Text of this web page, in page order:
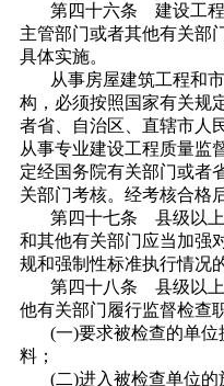
第四十六条 建设工程
主管部门或者其他有关部
具体实施。
从事房屋建筑工程和
构，必须按照国家有关规
者省、自治区、直辖市人
从事专业建设工程质量监
定经国务院有关部门或者
关部门考核。经考核合格
第四十七条 县级以上
和其他有关部门应当加强
规和强制性标准执行情况
第四十八条 县级以
他有关部门履行监督检查
(一)要求被检查的单
料；
(二)进入被检查单位的